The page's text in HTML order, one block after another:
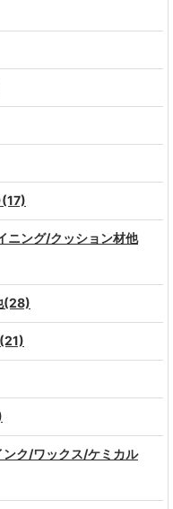
ニング/クッション材他
(28)
ク/ワックス/ケミカル